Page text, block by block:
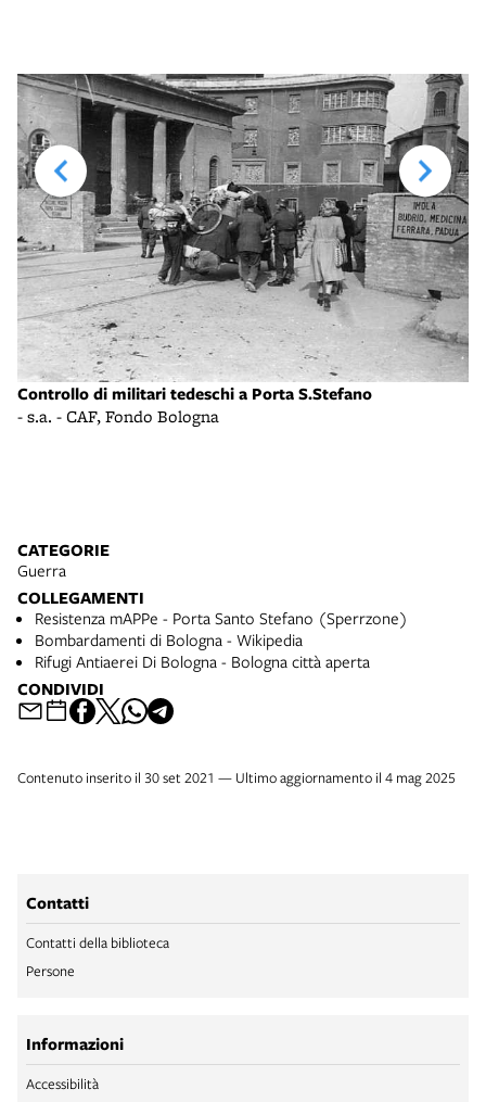
Controllo di militari tedeschi a Porta S.Stefano
- s.a. - CAF, Fondo Bologna
CATEGORIE
Guerra
COLLEGAMENTI
Resistenza mAPPe - Porta Santo Stefano (Sperrzone)
Bombardamenti di Bologna - Wikipedia
Rifugi Antiaerei Di Bologna - Bologna città aperta
CONDIVIDI
Contenuto inserito il 30 set 2021 — Ultimo aggiornamento il 4 mag 2025
Contatti
Contatti della biblioteca
Persone
Informazioni
Accessibilità